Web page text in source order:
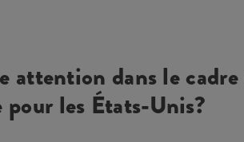
attention dans le cadre
pour les États-Unis?